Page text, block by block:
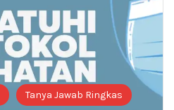
Tanya Jawab Ringkas